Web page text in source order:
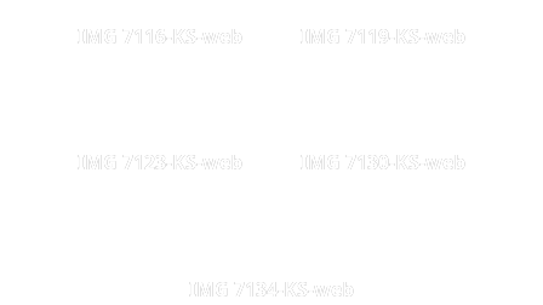
IMG 7116-KS-web IMG 7119-KS-web
IMG 7123-KS-web IMG 7130-KS-web
IMG 7134-KS-web